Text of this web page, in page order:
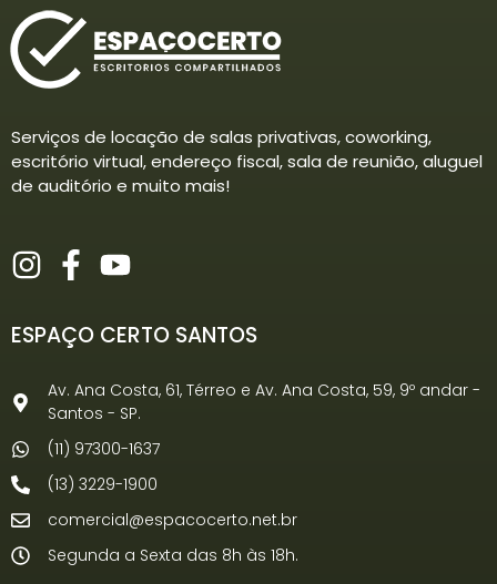
Serviços de locação de salas privativas, coworking,
escritório virtual, endereço fiscal, sala de reunião, aluguel
de auditório e muito mais!
ESPAÇO CERTO SANTOS
Av. Ana Costa, 61, Térreo e Av. Ana Costa, 59, 9º andar -
Santos - SP.
(11) 97300-1637
(13) 3229-1900
comercial@espacocerto.net.br
Segunda a Sexta das 8h às 18h.